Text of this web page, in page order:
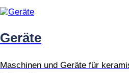
Geräte
Maschinen und Geräte für